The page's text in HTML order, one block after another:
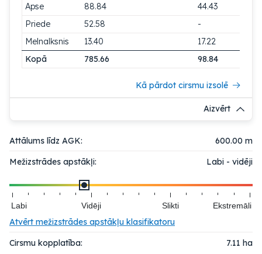
Apse
88.84
44.43
Priede
52.58
-
Melnalksnis
13.40
17.22
Kopā
785.66 98.84
Kā pārdot cirsmu izsolē
Aizvērt
Attālums līdz AGK:
600.00 m
Mežizstrādes apstākļi:
Labi - vidēji
Labi Vidēji Slikti Ekstremāli
Atvērt mežizstrādes apstākļu klasifikatoru
Cirsmu kopplatība:
7.11 ha